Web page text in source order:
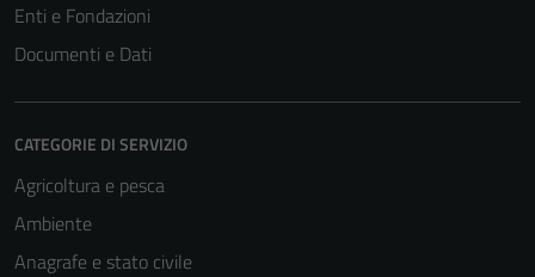
Enti e Fondazioni
Documenti e Dati
CATEGORIE DI SERVIZIO
Agricoltura e pesca
Ambiente
Anagrafe e stato civile